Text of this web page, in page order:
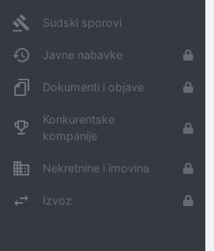
Sudski sporovi
Javne nabavke
Dokumenti i objave
Konkurentske
kompanije
Nekretnine i imovina
Izvoz